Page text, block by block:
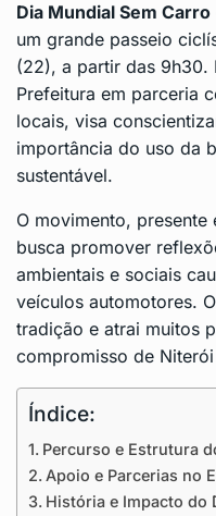
Dia Mundial Sem Carro
um grande passeio
(22), a partir das 9h30.
Prefeitura em parceria
locais, visa
importância do uso da
sustentável.
O movimento,
busca promover
ambientais e sociais
veículos automotores.
tradição e atrai muitos
compromisso de
Índice:
Percurso e Estrutura
Apoio e Parcerias no
História e Impacto do